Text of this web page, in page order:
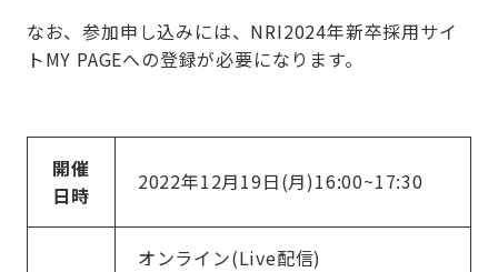
なお、参加申し込みには、 NRI2024年新卒採用サイ
トMY PAGEへの登録が必要になります。
開催
日時
2022年12月19日(月)16:00~17:30
オンライン(Live配信)